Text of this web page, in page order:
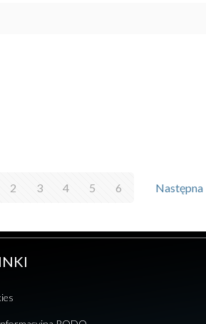
2 3 4 5 6 Następna